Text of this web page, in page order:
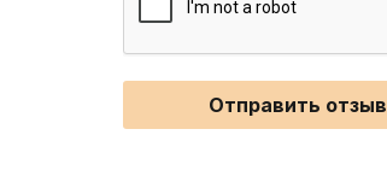
Отправить отзыв